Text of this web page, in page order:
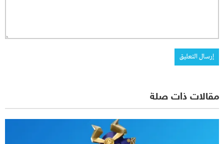
مقالات ذات صلة